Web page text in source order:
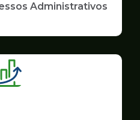
Administrativos